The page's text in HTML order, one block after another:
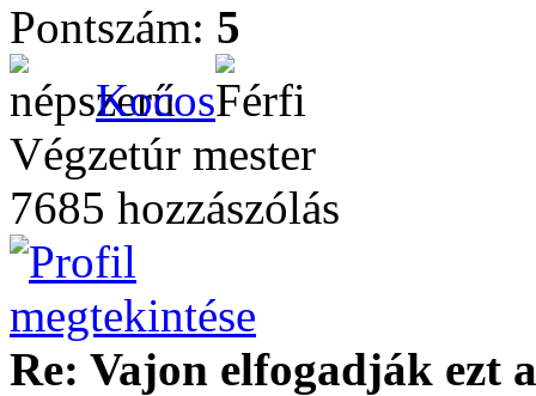
Pontszám: 5
Kocos
Végzetúr mester
7685 hozzászólás
Re: Vajon elfogadják ezt